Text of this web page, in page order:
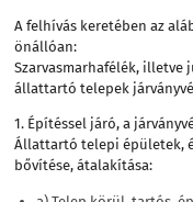
A felhívás keretében az
önállóan:
Szarvasmarhafélék, illetve
állattartó telepek
1. Építéssel járó, a
Állattartó telepi épületek,
bővítése, átalakítása: